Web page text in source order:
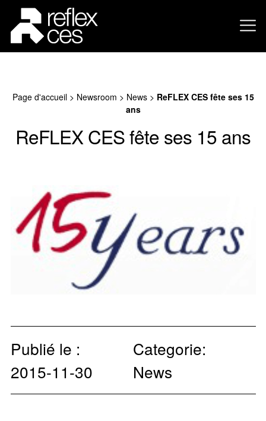
Page d'accueil> Newsroom > News> ReFLEX CES fête ses 15
ans
ReFLEX CES fête ses 15 ans
Publié le :
2015-11-30
Categorie:
News